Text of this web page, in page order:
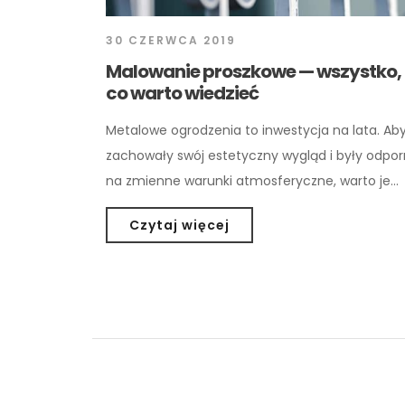
30 CZERWCA 2019
Malowanie proszkowe — wszystko,
co warto wiedzieć
Metalowe ogrodzenia to inwestycja na lata.
zachowały swój estetyczny wygląd i były
na zmienne warunki atmosferyczne, warto je…
Czytaj więcej